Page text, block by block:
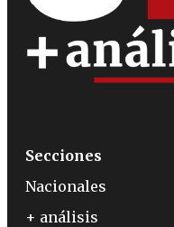
Secciones
Nacionales
+ análisis